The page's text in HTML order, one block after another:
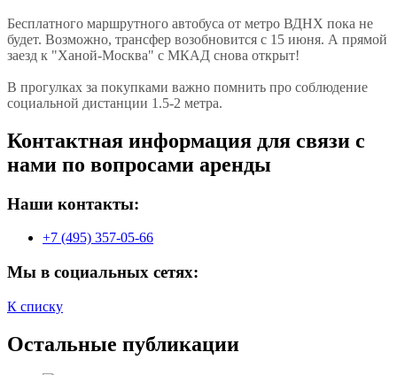
Бесплатного маршрутного автобуса от метро ВДНХ пока не
будет. Возможно, трансфер возобновится с 15 июня. А прямой
заезд к "Ханой-Москва" с МКАД снова открыт!
В прогулках за покупками важно помнить про соблюдение
социальной дистанции 1.5-2 метра.
Контактная информация для связи с
нами по вопросами аренды
Наши контакты:
+7 (495) 357-05-66
Мы в социальных сетях:
К списку
Остальные публикации